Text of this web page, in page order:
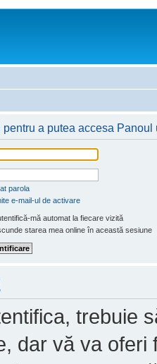
a putea accesa Panoul
parola
e-mail-ul de activare
mă automat la fiecare vizită
starea mea online în această sesiune
trebuie
dar vă va oferi